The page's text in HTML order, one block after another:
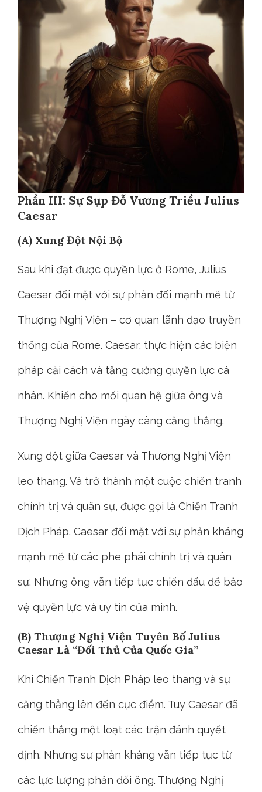
Phần III: Sự Sụp Đỗ Vương Triều Julius
Caesar
(A) Xung Đột Nội Bộ
Sau khi đạt được quyền lực ở Rome, Julius
Caesar đối mặt với sự phản đối mạnh mẽ từ
Thượng Nghị Viện – cơ quan lãnh đạo truyền
thống của Rome. Caesar, thực hiện các biện
pháp cải cách và tăng cường quyền lực cá
nhân. Khiến cho mối quan hệ giữa ông và
Thượng Nghị Viện ngày càng căng thẳng.
Xung đột giữa Caesar và Thượng Nghị Viện
leo thang. Và trở thành một cuộc chiến tranh
chính trị và quân sự, được gọi là Chiến Tranh
Dịch Pháp. Caesar đối mặt với sự phản kháng
mạnh mẽ từ các phe phái chính trị và quân
sự. Nhưng ông vẫn tiếp tục chiến đấu để bảo
vệ quyền lực và uy tín của mình.
(B) Thượng Nghị Viện Tuyên Bố Julius
Caesar Là “Đối Thủ Của Quốc Gia”
Khi Chiến Tranh Dịch Pháp leo thang và sự
căng thẳng lên đến cực điểm. Tuy Caesar đã
chiến thắng một loạt các trận đánh quyết
định. Nhưng sự phản kháng vẫn tiếp tục từ
các lực lượng phản đối ông. Thượng Nghị